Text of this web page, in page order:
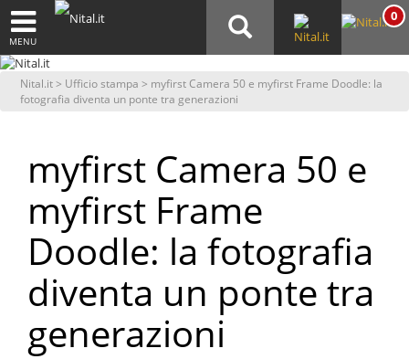
MENU
0
Nital.it> Ufficio stampa > myfirst Camera 50 e myfirst Frame Doodle: la
fotografia diventa un ponte tra generazioni
myfirst Camera 50 e
myfirst Frame
Doodle: la fotografia
diventa un ponte tra
generazioni